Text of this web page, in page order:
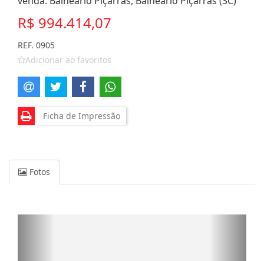
R$ 994.414,07
REF. 0905
Adicionar ao favoritos
Ficha de Impressão
Fotos